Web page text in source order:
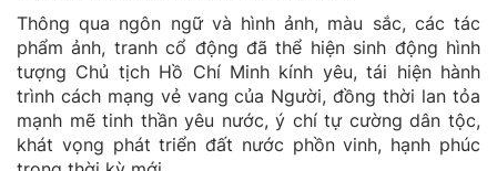
Thông qua ngôn ngữ và hình ảnh, màu sắc, các tác
phẩm ảnh, tranh cổ động đã thể hiện sinh động hình
tượng Chủ tịch Hồ Chí Minh kính yêu, tái hiện hành
trình cách mạng vẻ vang của Người, đồng thời lan tỏa
mạnh mẽ tinh thần yêu nước, ý chí tự cường dân tộc,
khát vọng phát triển đất nước phồn vinh, hạnh phúc